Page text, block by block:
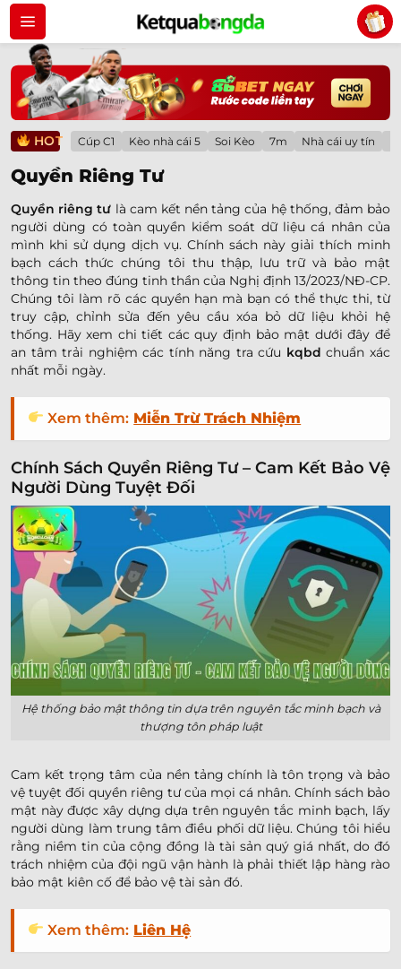
Bỏ
qua
dung
HOT Cúp C1 Kèo nhà cái 5 Soi Kèo 7m Nhà cái uy tín
Quyền Riêng Tư
Quyền riêng tư là cam kết nền tảng của hệ thống, đảm bảo
người dùng có toàn quyền kiểm soát dữ liệu cá nhân của
mình khi sử dụng dịch vụ. Chính sách này giải thích minh
bạch cách thức chúng tôi thu thập, lưu trữ và bảo mật
thông tin theo đúng tinh thần của Nghị định 13/2023/NĐ-CP.
Chúng tôi làm rõ các quyền hạn mà bạn có thể thực thi, từ
truy cập, chỉnh sửa đến yêu cầu xóa bỏ dữ liệu khỏi hệ
thống. Hãy xem chi tiết các quy định bảo mật dưới đây để
an tâm trải nghiệm các tính năng tra cứu kqbd chuẩn xác
nhất mỗi ngày.
Xem thêm: Miễn Trừ Trách Nhiệm
Chính Sách Quyền Riêng Tư – Cam Kết Bảo Vệ
Người Dùng Tuyệt Đối
Hệ thống bảo mật thông tin dựa trên nguyên tắc minh bạch và
thượng tôn pháp luật
Cam kết trọng tâm của nền tảng chính là tôn trọng và bảo
vệ tuyệt đối quyền riêng tư của mọi cá nhân. Chính sách bảo
mật này được xây dựng dựa trên nguyên tắc minh bạch, lấy
người dùng làm trung tâm điều phối dữ liệu. Chúng tôi hiểu
rằng niềm tin của cộng đồng là tài sản quý giá nhất, do đó
trách nhiệm của đội ngũ vận hành là phải thiết lập hàng rào
bảo mật kiên cố để bảo vệ tài sản đó.
Xem thêm: Liên Hệ